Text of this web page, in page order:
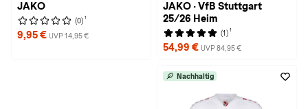
JAKO
(0) 1
9,95 € UVP 14,95 €
JAKO · VfB Stuttgart
25/26 Heim
(1) 1
54,99 € UVP 84,95 €
Nachhaltig